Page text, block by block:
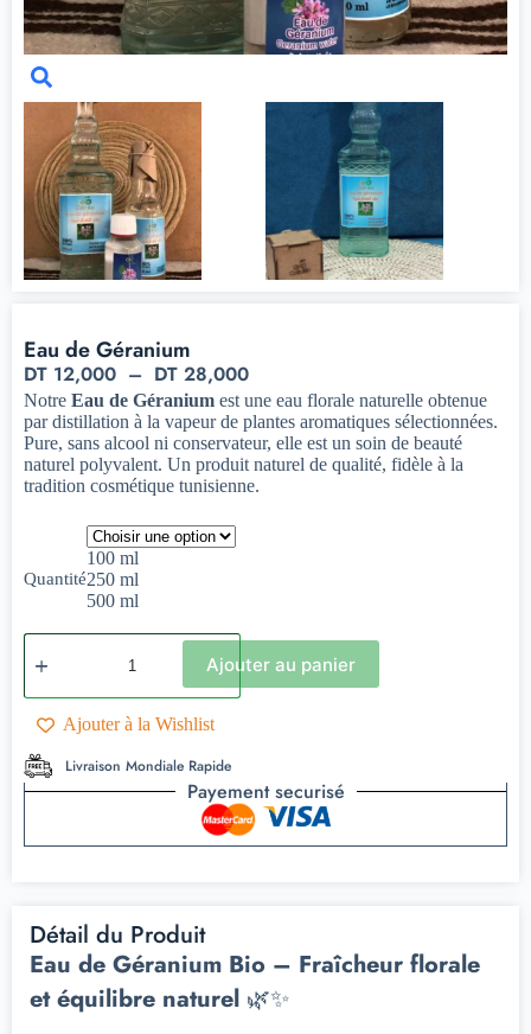
Eau de Géranium
DT 12,000 – DT 28,000
Notre Eau de Géranium est une eau florale naturelle obtenue
par distillation à la vapeur de plantes aromatiques sélectionnées.
Pure, sans alcool ni conservateur, elle est un soin de beauté
naturel polyvalent. Un produit naturel de qualité, fidèle à la
tradition cosmétique tunisienne.
Quantité
100 ml
250 ml
500 ml
Ajouter au panier
Ajouter à la Wishlist
Livraison Mondiale Rapide
Payement securisé
Détail du Produit
Eau de Géranium Bio – Fraîcheur florale
et équilibre naturel 🌿✨